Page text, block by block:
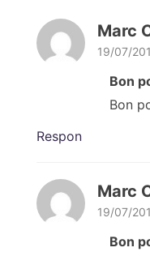
Marc
19/07/
Bon
Bon
Respon
Marc
19/07/
Bon